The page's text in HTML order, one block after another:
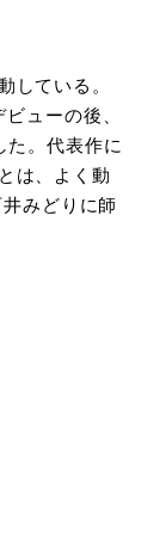
ている。
ューの後、
。代表作に
は、よく動
みどりに師